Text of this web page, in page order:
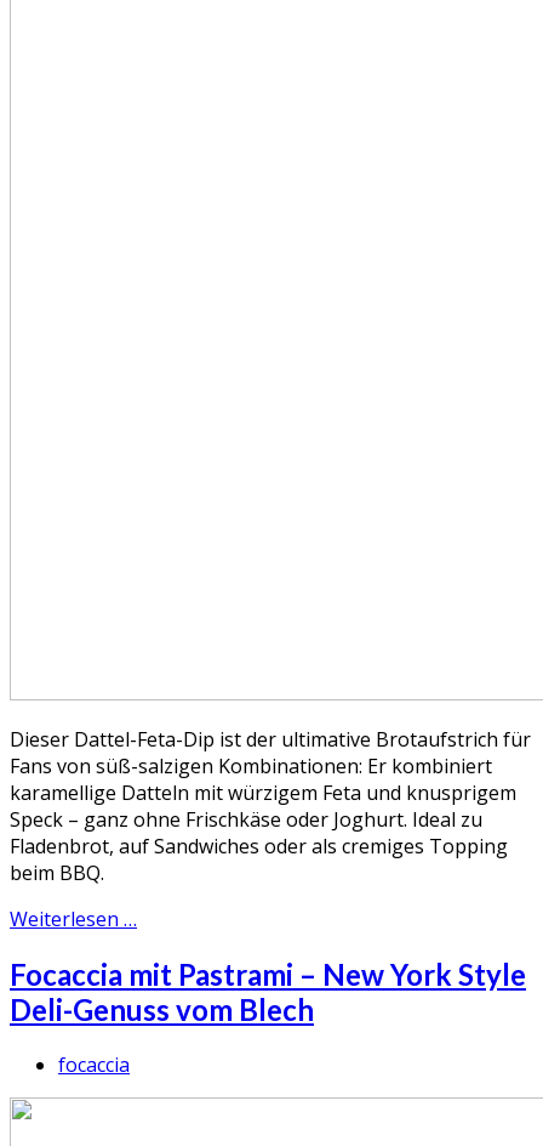
Dieser Dattel-Feta-Dip ist der ultimative Brotaufstrich für
Fans von süß-salzigen Kombinationen: Er kombiniert
karamellige Datteln mit würzigem Feta und knusprigem
Speck – ganz ohne Frischkäse oder Joghurt. Ideal zu
Fladenbrot, auf Sandwiches oder als cremiges Topping
beim BBQ.
Weiterlesen …
Focaccia mit Pastrami – New York Style
Deli-Genuss vom Blech
focaccia